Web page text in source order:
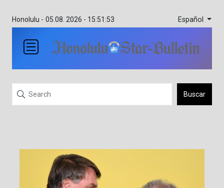
Honolulu - 05.08. 2026 - 15:51:53 Español
Buscar